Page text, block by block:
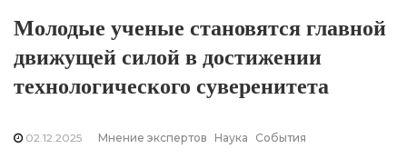
Молодые ученые становятся главной
движущей силой в достижении
технологического суверенитета
02.12.2025 Мнение экспертов Наука События